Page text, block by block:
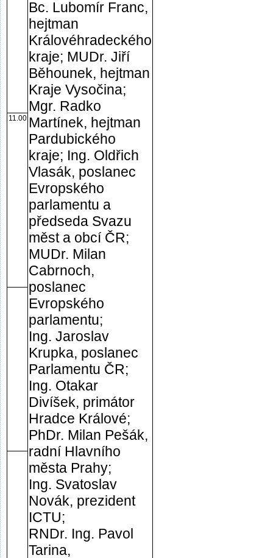
Bc. Lubomír Franc,
hejtman
Královéhradeckého
kraje; MUDr. Jiří
Běhounek, hejtman
Kraje Vysočina;
Mgr. Radko
Martínek, hejtman
Pardubického
kraje; Ing. Oldřich
Vlasák, poslanec
Evropského
parlamentu a
předseda Svazu
měst a obcí ČR;
MUDr. Milan
Cabrnoch,
poslanec
Evropského
parlamentu;
Ing. Jaroslav
Krupka, poslanec
Parlamentu ČR;
Ing. Otakar
Divíšek, primátor
Hradce Králové;
PhDr. Milan Pešák,
radní Hlavního
města Prahy;
Ing. Svatoslav
Novák, prezident
ICTU;
RNDr. Ing. Pavol
Tarina,
11.00